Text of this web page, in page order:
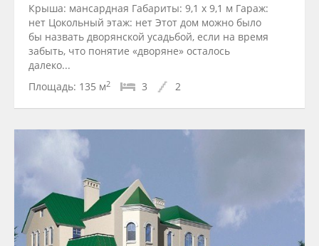
Крыша: мансардная Габариты: 9,1 x 9,1 м Гараж:
нет Цокольный этаж: нет Этот дом можно было
бы назвать дворянской усадьбой, если на время
забыть, что понятие «дворяне» осталось
далеко...
Площадь: 135 м2 3 2